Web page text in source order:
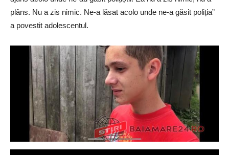
plâns. Nu a zis nimic. Ne-a lăsat acolo unde ne-a găsit poliția”
a povestit adolescentul.